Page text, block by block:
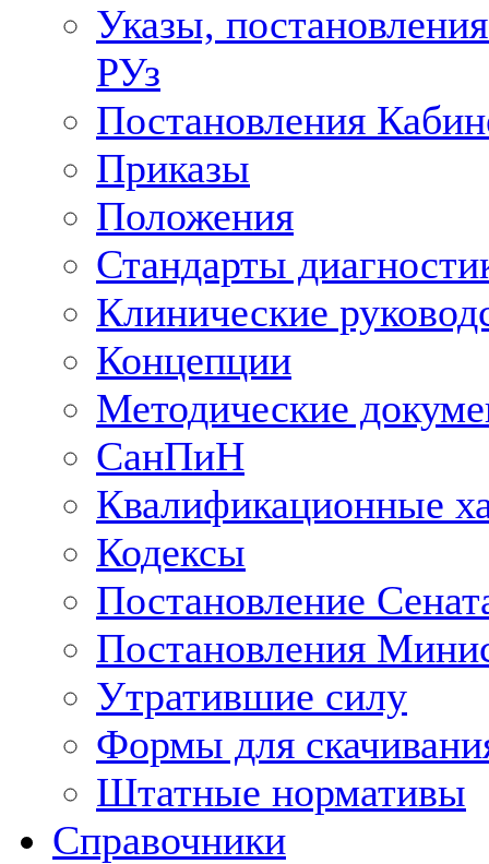
Указы,
РУз
Постановления
Приказы
Положения
Стандарты
Клинические
Концепции
Методические
СанПиН
Квалификационные
Кодексы
Постановление
Постановления
Утратившие силу
Формы для
Штатные нормативы
Справочники